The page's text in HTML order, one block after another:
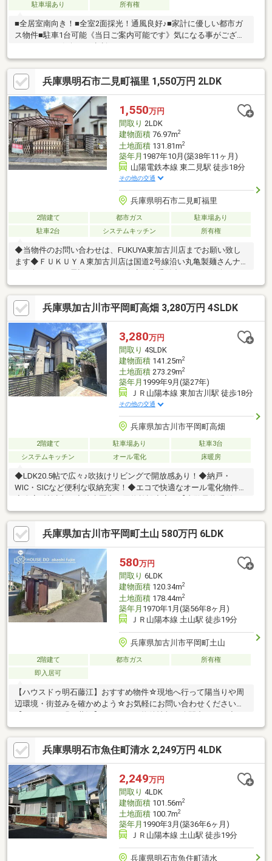
駐車場あり
所有権
■全居室南向き！■全室2面採光！通風良好♪■家計に優しい都市ガ
ス物件■駐車1台可能《当日ご案内可能です》気になる事がござい
兵庫県明石市二見町福里 1,550万円 2LDK
1,550万円
間取り 2LDK
建物面積76.97m2
土地面積131.81m2
築年月 1987年10月(築38年11ヶ月)
山陽電鉄本線 東二見駅 徒歩18分
その他の交通
兵庫県明石市二見町福里
2階建て 都市ガス
駐車場あり
駐車2台
システムキッチン 所有権
◆当物件のお問い合わせは、FUKUYA東加古川店までお願い致し
ます◆ＦＵＫＵＹＡ東加古川店は国道2号線沿い丸亀製麺さんナ
来店お待ちしております。【2025.10月リフォーム済】◆洗面台交
換◆全室クロス張替◆畳表替え◆ハウスクリーニング●駐車台数
は車種による。兵庫県加古川市平岡町高畑 3,280万円 4SLDK
3,280万円
間取り 4SLDK
建物面積141.25m2
土地面積273.29m2
築年月 1999年9月(築27年)
ＪＲ山陽本線 東加古川駅 徒歩18分
その他の交通
兵庫県加古川市平岡町高畑
2階建て 駐車場あり
駐車3台
システムキッチン
オール電化 床暖房
◆LDK20.5帖で広々♪吹抜けリビングで開放感あり！◆納戸・
WIC・SICなど便利な収納充実！◆エコで快適なオール電化物件！
中】気になる事がございましたら、お気軽にお問い合わせくださ
い♪
兵庫県加古川市平岡町土山 580万円 6LDK
580万円
間取り 6LDK
建物面積120.34m2
土地面積178.44m2
築年月 1970年1月(築56年8ヶ月)
ＪＲ山陽本線 土山駅 徒歩19分
兵庫県加古川市平岡町土山
2階建て 都市ガス
所有権
即入居可
【ハウスドゥ明石藤江】おすすめ物件☆現地へ行って陽当りや周
辺環境・街並みを確かめよう☆お気軽にお問い合わせください
な事でもご相談ください全力でお手伝い・サポートさせていただ
きます！～お客様のより近くにある安心・便利・信頼されるお店
づくりを展開中～
兵庫県明石市魚住町清水 2,249万円 4LDK
2,249万円
間取り 4LDK
建物面積101.56m2
土地面積100.7m2
築年月 1990年3月(築36年6ヶ月)
ＪＲ山陽本線 土山駅 徒歩19分
兵庫県明石市魚住町清水